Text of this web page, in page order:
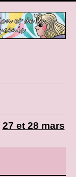
27 et 28 mars